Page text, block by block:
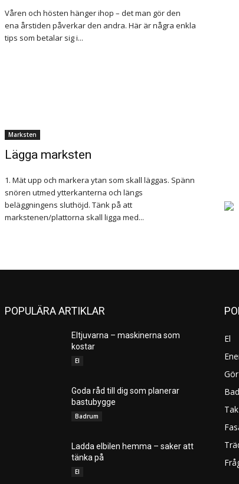
Våren och hösten hänger ihop – det man gör den
ena årstiden påverkar den andra. Här är några enkla
tips som betalar sig i...
Marksten
Lägga marksten
1. Mät upp och markera ytan som skall läggas. Spänn
snören utmed ytterkanterna och längs
beläggningens sluthöjd. Tänk på att
markstenen/plattorna skall ligga med...
POPULÄRA ARTIKLAR
Eltjuvarna – maskinerna som
kostar
El
Goda råd till dig som planerar
bastubygge
Badrum
Ladda elbilen hemma – saker att
tänka på
El
El
Tak